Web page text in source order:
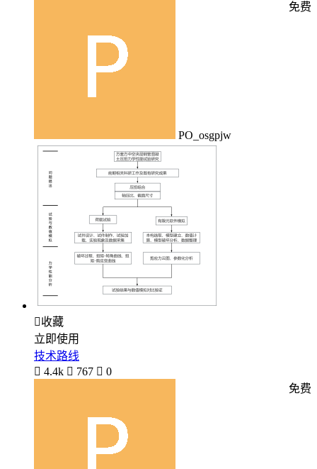
PO_osgpjw
免费
收藏
立即使用
技术路线
 4.4k  767  0
免费